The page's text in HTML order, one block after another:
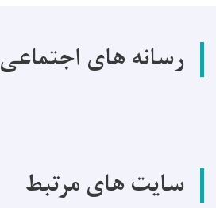
رسانه های اجتماعی
سایت های مرتبط